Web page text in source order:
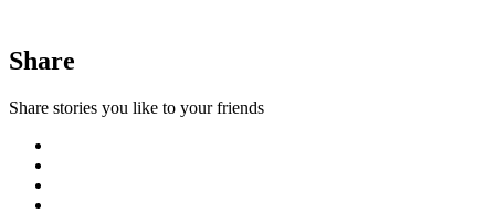
Share
Share stories you like to your friends